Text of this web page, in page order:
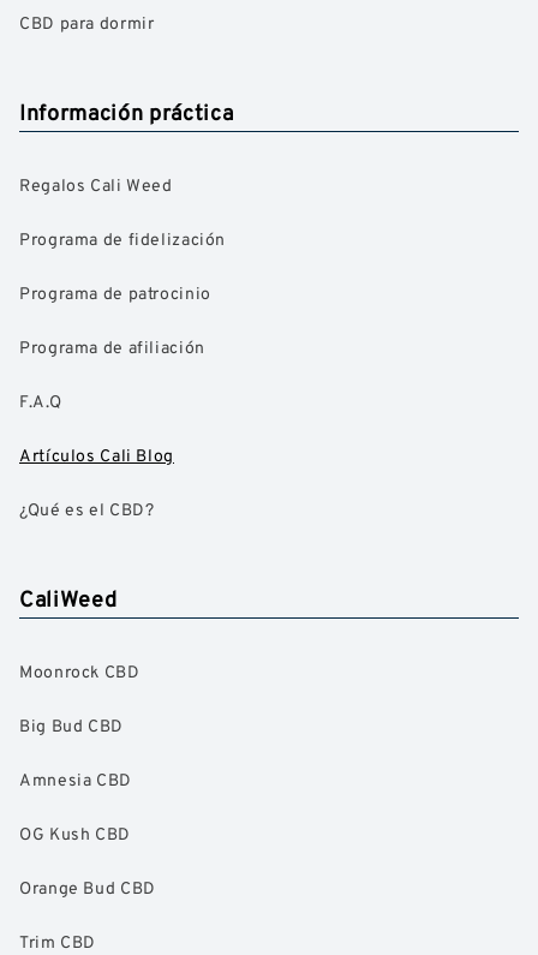
CBD para dormir
Información práctica
Regalos Cali Weed
Programa de fidelización
Programa de patrocinio
Programa de afiliación
F.A.Q
Artículos Cali Blog
¿Qué es el CBD?
CaliWeed
Moonrock CBD
Big Bud CBD
Amnesia CBD
OG Kush CBD
Orange Bud CBD
Trim CBD